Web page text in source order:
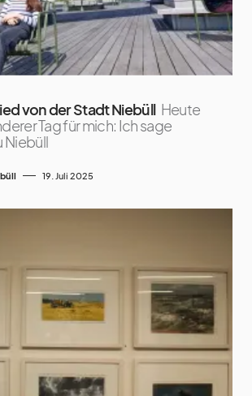
von der Stadt Niebüll Heute
Tag für mich: Ich sage
Niebüll
19. Juli 2025